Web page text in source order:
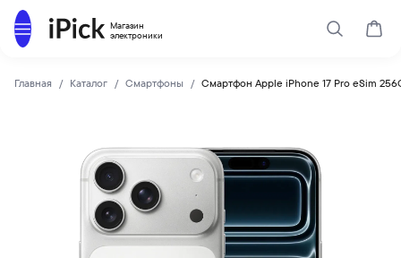
Магазин
электроники
Каталог
Поиск
Главная Каталог Смартфоны Смартфон Apple iPhone 17 Pro eSim